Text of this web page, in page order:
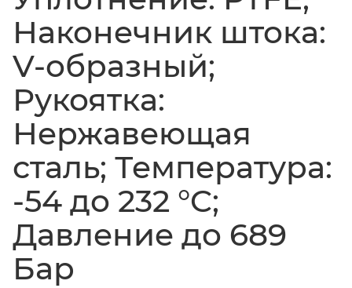
Наконечник штока:
V-образный;
Рукоятка:
Нержавеющая
сталь; Температура:
-54 до 232 °C;
Давление до 689
Бар